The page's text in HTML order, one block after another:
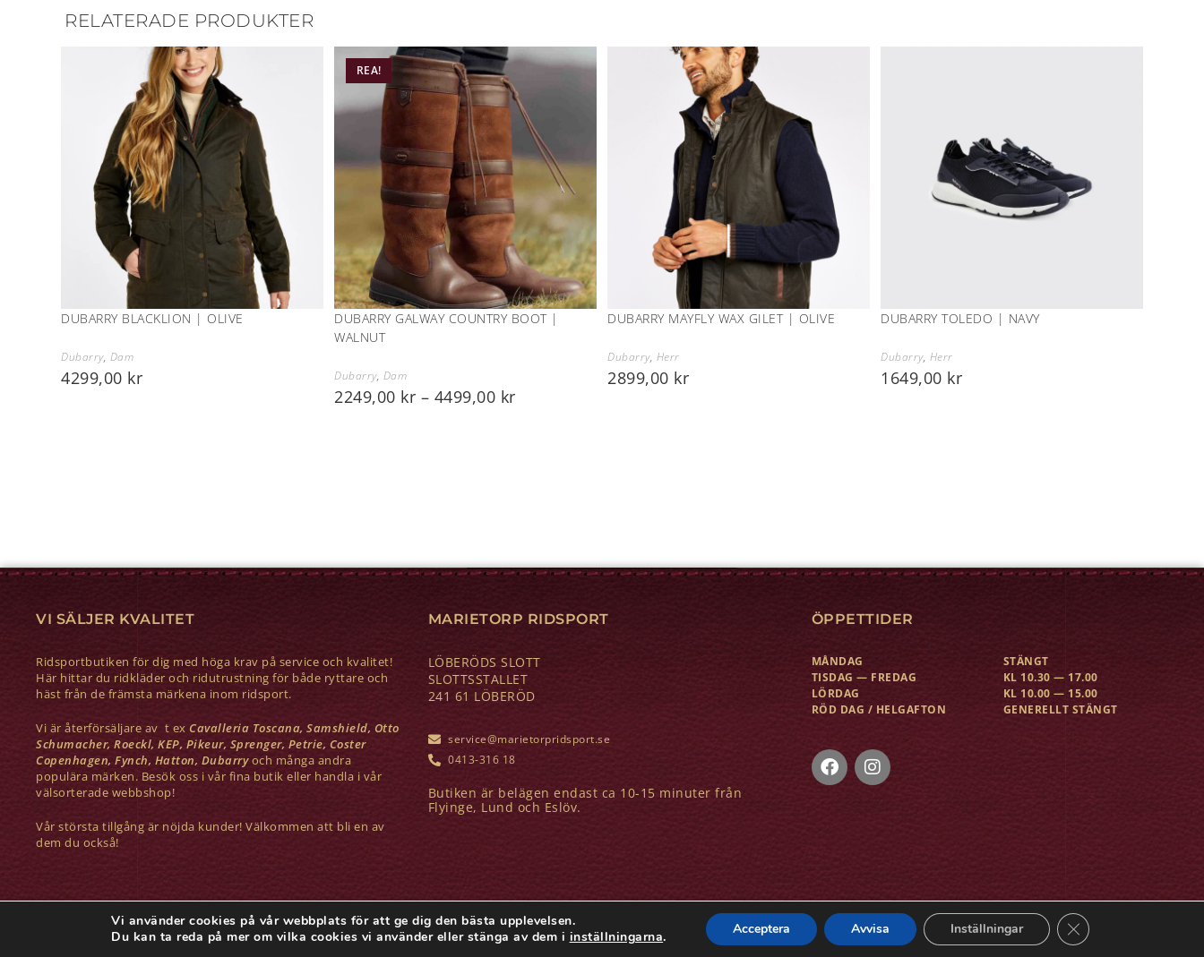
RELATERADE PRODUKTER
DUBARRY BLACKLION | OLIVE
Dubarry, Dam
4299,00 kr
REA!
DUBARRY GALWAY COUNTRY BOOT |
WALNUT
Dubarry, Dam
2249,00 kr – 4499,00 kr
DUBARRY MAYFLY WAX GILET | OLIVE
Dubarry, Herr
2899,00 kr
DUBARRY TOLEDO | NAVY
Dubarry, Herr
1649,00 kr
VI SÄLJER KVALITET
Ridsportbutiken för dig med höga krav på service och kvalitet!
Här hittar du ridkläder och ridutrustning för både ryttare och
häst från de främsta märkena inom ridsport.
Vi är återförsäljare av t ex Cavalleria Toscana, Samshield, Otto
Schumacher, Roeckl, KEP, Pikeur, Sprenger, Petrie, Coster
Copenhagen, Fynch, Hatton, Dubarryoch många andra
populära märken. Besök oss i vår fina butik eller handla i vår
välsorterade webbshop!
Vår största tillgång är nöjda kunder! Välkommen att bli en av
dem du också!
MARIETORP RIDSPORT
LÖBERÖDS SLOTT
SLOTTSSTALLET
241 61 LÖBERÖD
service@marietorpridsport.se
0413-316 18
Butiken är belägen endast ca 10-15 minuter från
Flyinge, Lund och Eslöv.
ÖPPETTIDER
MÅNDAG
TISDAG — FREDAG
LÖRDAG
RÖD DAG / HELGAFTON
STÄNGT
KL 10.30 — 17.00
KL 10.00 — 15.00
GENERELLT STÄNGT
COPYRIGHT © MARIETORP RIDSPORT KONTAKTKÖPVILLKOR BYTEN OCH RETURER
Vi använder cookies på vår webbplats för att ge dig den bästa upplevelsen.
Du kan ta reda på mer om vilka cookies vi använder eller stänga av dem i inställningarna. Acceptera Avvisa Inställningar Close GDPR Cookie